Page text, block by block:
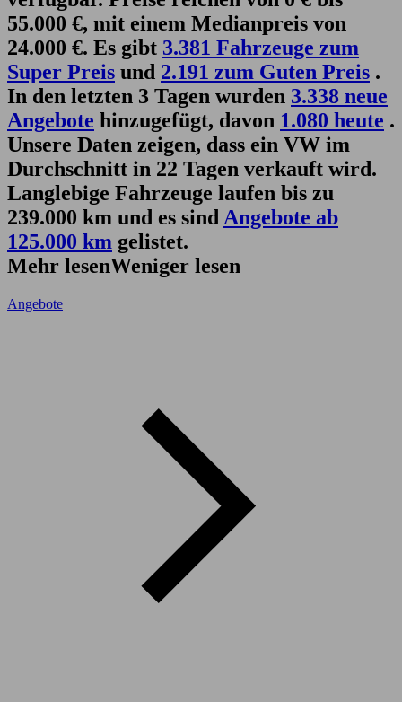
55.000 €, mit einem Medianpreis von
24.000 €. Es gibt 3.381 Fahrzeuge zum
Super Preis und 2.191 zum Guten Preis .
In den letzten 3 Tagen wurden 3.338 neue
Angebote hinzugefügt, davon 1.080 heute .
Unsere Daten zeigen, dass ein VW im
Durchschnitt in 22 Tagen verkauft wird.
Langlebige Fahrzeuge laufen bis zu
239.000 km und es sind Angebote ab
125.000 km gelistet.
Mehr lesenWeniger lesen
Angebote